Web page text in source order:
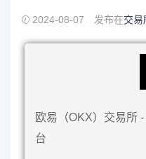
2024-08-07 发布在交易
欧易（OKX）交易所
台